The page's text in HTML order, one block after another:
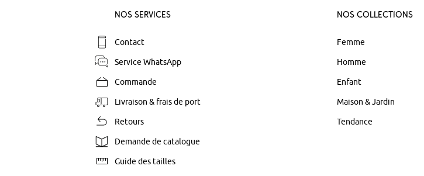
Nos Services
Contact
Service WhatsApp
Commande
Livraison & frais de port
Retours
Demande de catalogue
Guide des tailles
Nos Collections
Femme
Homme
Enfant
Maison & Jardin
Tendance